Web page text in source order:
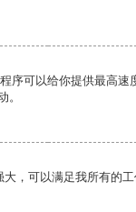
序可以给你提供最高速
。
大，可以满足我所有的